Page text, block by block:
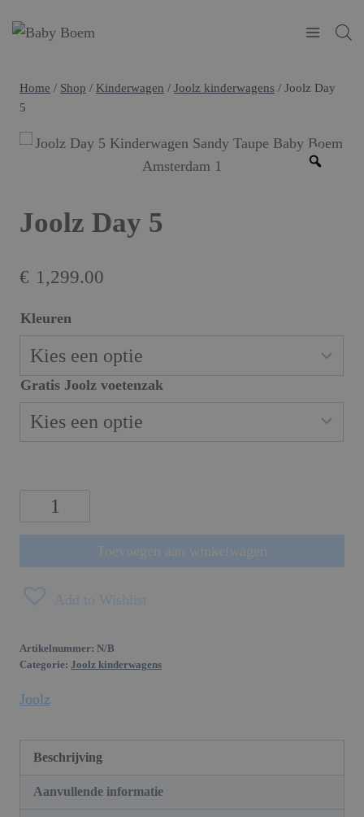
naar
Home / Shop / Kinderwagen / Joolz kinderwagens / Joolz Day
5
Joolz Day 5
€ 1,299.00
Kleuren
Gratis Joolz voetenzak
Day
aantal
Toevoegen aan winkelwagen
Add to Wishlist
Artikelnummer: N/B
Categorie: Joolz kinderwagens
Joolz
Beschrijving
Aanvullende informatie